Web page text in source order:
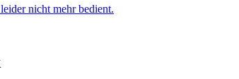
nicht mehr bedient.